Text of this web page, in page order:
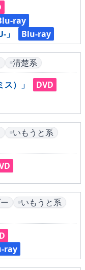
ray
」
Blu-ray
清楚系
ス）」
DVD
いもうと系
いもうと系
ray